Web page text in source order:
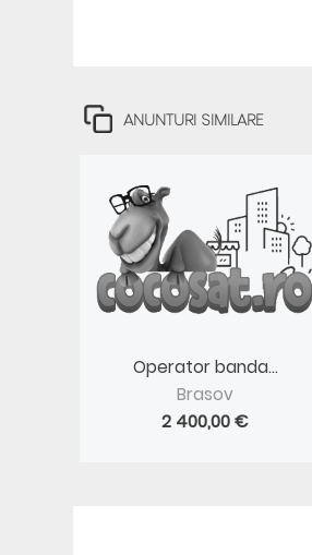
ANUNTURI SIMILARE
Operator banda...
Brasov
2 400,00 €